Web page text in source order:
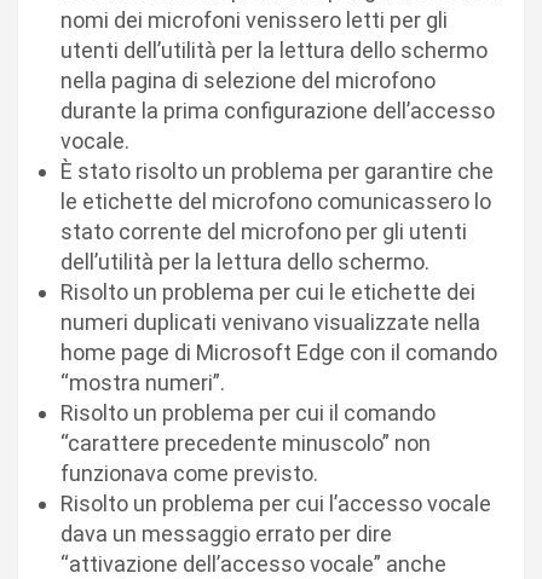
nomi dei microfoni venissero letti per gli
utenti dell’utilità per la lettura dello schermo
nella pagina di selezione del microfono
durante la prima configurazione dell’accesso
vocale.
È stato risolto un problema per garantire che
le etichette del microfono comunicassero lo
stato corrente del microfono per gli utenti
dell’utilità per la lettura dello schermo.
Risolto un problema per cui le etichette dei
numeri duplicati venivano visualizzate nella
home page di Microsoft Edge con il comando
“mostra numeri”.
Risolto un problema per cui il comando
“carattere precedente minuscolo” non
funzionava come previsto.
Risolto un problema per cui l’accesso vocale
dava un messaggio errato per dire
“attivazione dell’accesso vocale” anche